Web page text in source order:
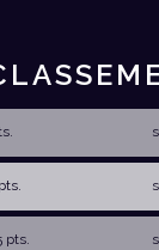
pts.